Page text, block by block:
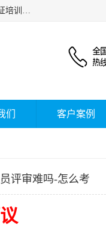
杰森教育专业提供电工证报名、安全员报名考试、特种作业操作证、操作证、宁夏电工,电工证、焊工证、钳工证等技能证培训课程。
们 客户案例
评审难吗-怎么考